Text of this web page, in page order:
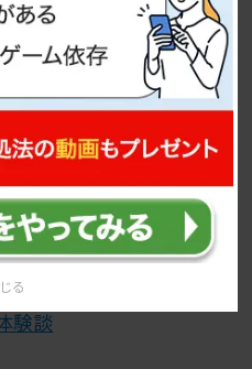
る
調節障害とは
親ができること・治療
験談